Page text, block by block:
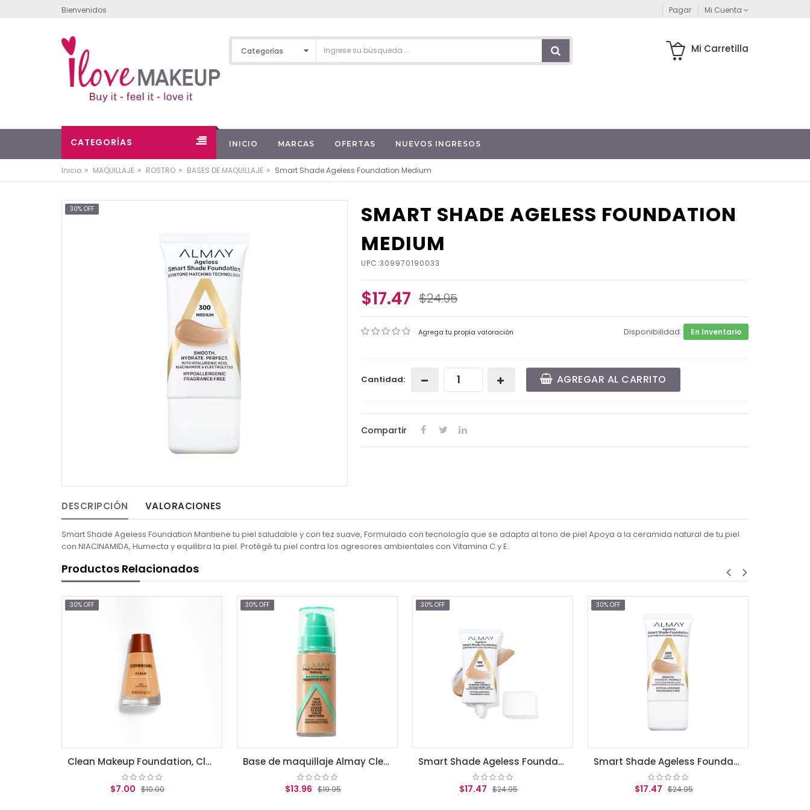
Bienvenidos Pagar Mi Cuenta
Mi Carretilla
CATEGORÍAS INICIO MARCAS OFERTAS NUEVOS INGRESOS
Inicio » MAQUILLAJE » ROSTRO » BASES DE MAQUILLAJE » Smart Shade Ageless Foundation Medium
30% OFF
SMART SHADE AGELESS FOUNDATION
MEDIUM
UPC:309970190033
$17.47 $24.95
Agrega tu propia valoración Disponibilidad: En Inventario
Cantidad: AGREGAR AL CARRITO
Compartir
DESCRIPCIÓN VALORACIONES
Smart Shade Ageless Foundation Mantiene tu piel saludable y con tez suave, Formulado con tecnología que se adapta al tono de piel Apoya a la ceramida natural de tu piel
con NIACINAMIDA, Humecta y equilibra la piel. Protégé tu piel contra los agresores ambientales con Vitamina C y E.
Productos Relacionados
Clean Makeup Foundation, Classic Beige Base de maquillaje Almay Clear Complexion True beige
30% OFF
Smart Shade Ageless Foundation Light
$17.47
Smart Shade Ageless Foundation Light Medium
$17.47
AGREGAR AL CARRITO